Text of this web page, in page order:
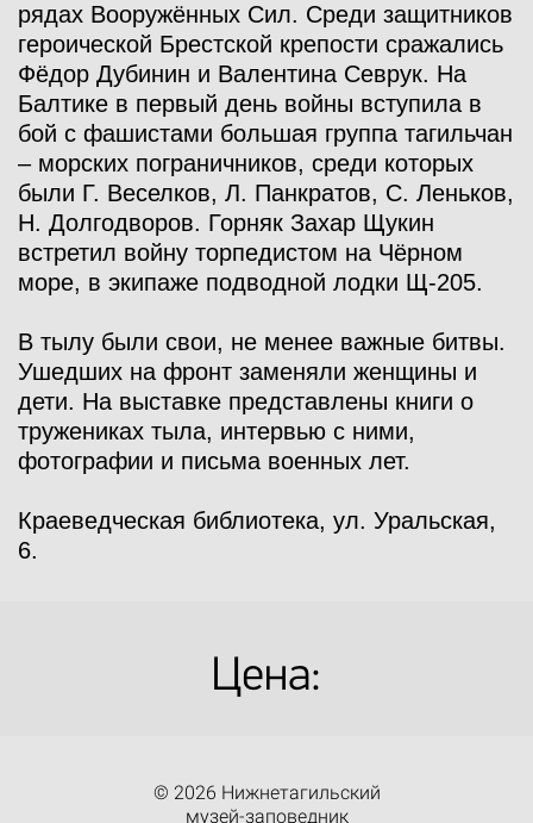
рядах Вооружённых Сил. Среди защитников
героической Брестской крепости сражались
Фёдор Дубинин и Валентина Севрук. На
Балтике в первый день войны вступила в
бой с фашистами большая группа тагильчан
– морских пограничников, среди которых
были Г. Веселков, Л. Панкратов, С. Леньков,
Н. Долгодворов. Горняк Захар Щукин
встретил войну торпедистом на Чёрном
море, в экипаже подводной лодки Щ-205.
В тылу были свои, не менее важные битвы.
Ушедших на фронт заменяли женщины и
дети. На выставке представлены книги о
тружениках тыла, интервью с ними,
фотографии и письма военных лет.
Краеведческая библиотека, ул. Уральская,
6.
Цена:
© 2026 Нижнетагильский
музей-заповедник